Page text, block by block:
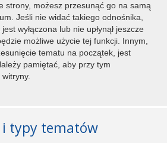
strony, możesz przesunąć go na samą
Jeśli nie widać takiego odnośnika,
wyłączona lub nie upłynął jeszcze
możliwe użycie tej funkcji. Innym,
tematu na początek, jest
pamiętać, aby przy tym
typy tematów